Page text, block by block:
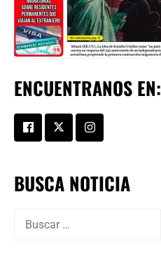
ENCUENTRANOS EN:
BUSCA NOTICIA
Buscar: